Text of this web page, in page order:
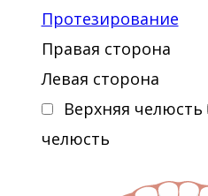
Протезирование
Правая сторона
Левая сторона
Верхняя челюсть
челюсть